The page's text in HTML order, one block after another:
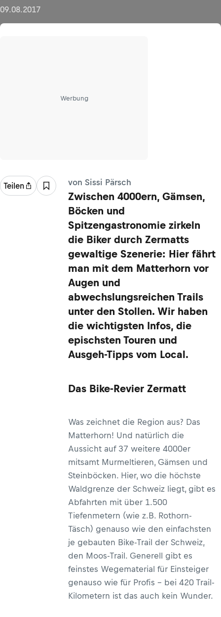
09.08.2017
Werbung
Teilen von Sissi Pärsch
Zwischen 4000ern, Gämsen,
Böcken und
Spitzengastronomie zirkeln
die Biker durch Zermatts
gewaltige Szenerie: Hier fährt
man mit dem Matterhorn vor
Augen und
abwechslungsreichen Trails
unter den Stollen. Wir haben
die wichtigsten Infos, die
epischsten Touren und
Ausgeh-Tipps vom Local.
Das Bike-Revier Zermatt
Was zeichnet die Region aus? Das
Matterhorn! Und natürlich die
Aussicht auf 37 weitere 4000er
mitsamt Murmeltieren, Gämsen und
Steinböcken. Hier, wo die höchste
Waldgrenze der Schweiz liegt, gibt es
Abfahrten mit über 1.500
Tiefenmetern (wie z.B. Rothorn-
Täsch) genauso wie den einfachsten
je gebauten Bike-Trail der Schweiz,
den Moos-Trail. Generell gibt es
feinstes Wegematerial für Einsteiger
genauso wie für Profis – bei 420 Trail-
Kilometern ist das auch kein Wunder.